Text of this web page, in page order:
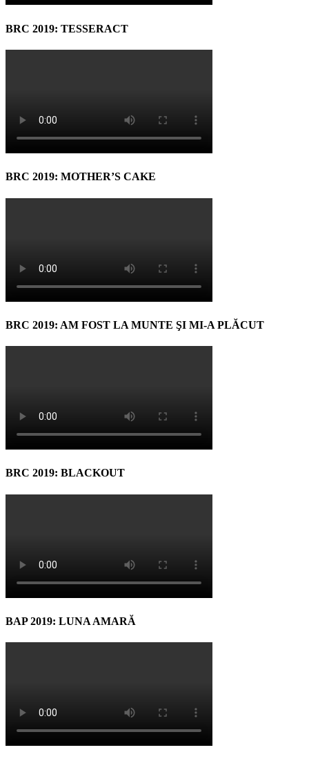
BRC 2019: TESSERACT
BRC 2019: MOTHER’S CAKE
BRC 2019: AM FOST LA MUNTE ŞI MI-A PLĂCUT
BRC 2019: BLACKOUT
BAP 2019: LUNA AMARĂ